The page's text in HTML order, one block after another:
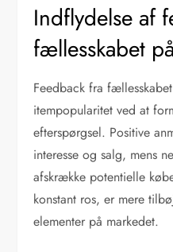
Indflydelse af
fællesskabet
Feedback fra
itempopularitet ved at
efterspørgsel. Positive
interesse og salg, mens
afskrække potentielle
konstant ros, er mere
elementer på markedet.